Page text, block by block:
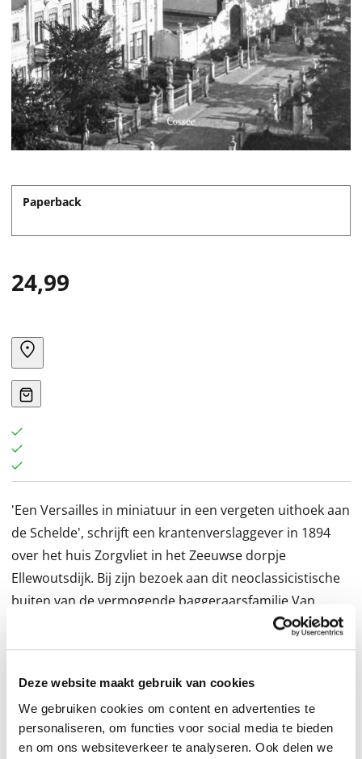
Deze website maakt gebruik van cookies
We gebruiken cookies om content en advertenties te
personaliseren, om functies voor social media te bieden
en om ons websiteverkeer te analyseren. Ook delen we
Paperback
24,99
'Een Versailles in miniatuur in een vergeten uithoek aan
de Schelde', schrijft een krantenverslaggever in 1894
over het huis Zorgvliet in het Zeeuwse dorpje
Ellewoutsdijk. Bij zijn bezoek aan dit neoclassicistische
buiten van de vermogende baggeraarsfamilie Van
Hattum kan hij zijn ogen niet geloven. Binnen telt hij
vijftien slaapkamers en ziet hij een wintertuin, een
met toonaangevende schilderijen. Buiten stuit hij op
een weelderige landschapstuin met een prieel, een
kassengalerij en een eiland met een volière. Vanuit de